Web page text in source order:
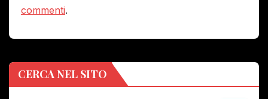
commenti.
CERCA NEL SITO